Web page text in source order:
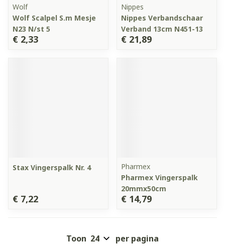
Wolf
Wolf Scalpel S.m Mesje
N23 N/st 5
€ 2,33
Nippes
Nippes Verbandschaar
Verband 13cm N451-13
€ 21,89
Stax Vingerspalk Nr. 4
€ 7,22
Pharmex
Pharmex Vingerspalk
20mmx50cm
€ 14,79
Toon per pagina